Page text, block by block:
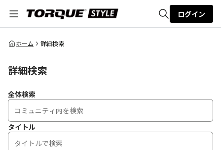
全体検索
ログイン
ホーム 詳細検索
詳細検索
全体検索
タイトル